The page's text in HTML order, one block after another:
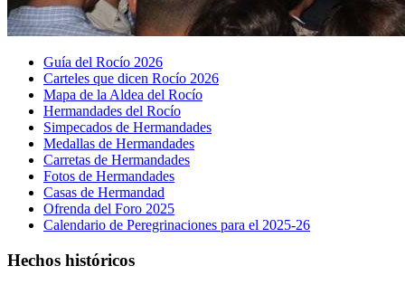
Guía del Rocío 2026
Carteles que dicen Rocío 2026
Mapa de la Aldea del Rocío
Hermandades del Rocío
Simpecados de Hermandades
Medallas de Hermandades
Carretas de Hermandades
Fotos de Hermandades
Casas de Hermandad
Ofrenda del Foro 2025
Calendario de Peregrinaciones para el 2025-26
Hechos históricos